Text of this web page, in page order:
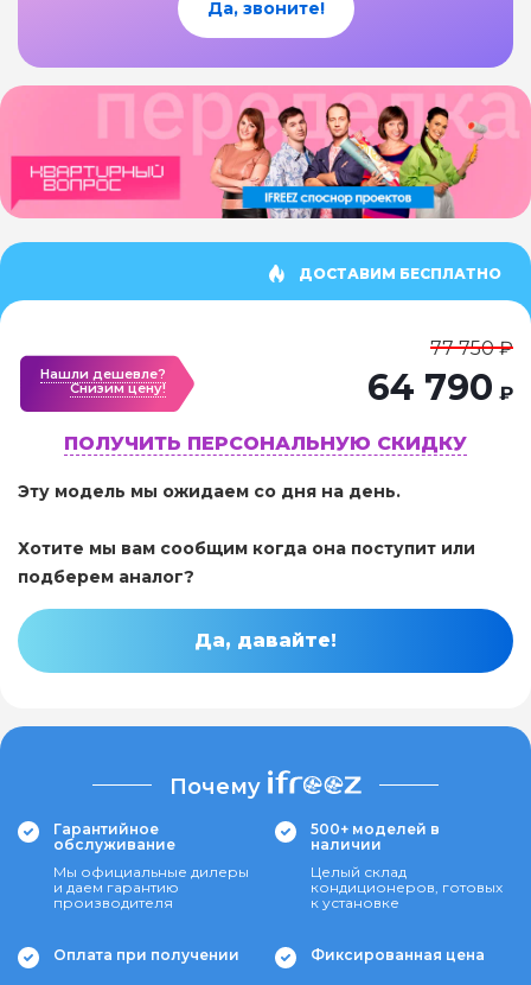
Да, звоните!
ДОСТАВИМ БЕСПЛАТНО
Нашли дешевле?
Cнизим цену!
77 750 ₽
64 790 ₽
ПОЛУЧИТЬ ПЕРСОНАЛЬНУЮ СКИДКУ
Эту модель мы ожидаем со дня на день.
Хотите мы вам сообщим когда она поступит или
подберем аналог?
Да, давайте!
Почему
Гарантийное
обслуживание
Мы официальные дилеры
и даем гарантию
производителя
500+ моделей в
наличии
Целый склад
кондиционеров, готовых
к установке
Оплата при получении Фиксированная цена